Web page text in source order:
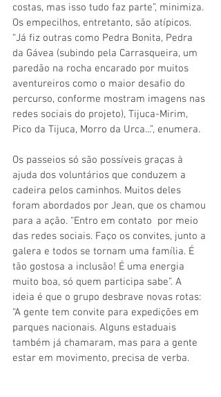
costas, mas isso tudo faz parte”, minimiza.
Os empecilhos, entretanto, são atípicos.
“Já fiz outras como Pedra Bonita, Pedra
da Gávea (subindo pela Carrasqueira, um
paredão na rocha encarado por muitos
aventureiros como o maior desafio do
percurso, conforme mostram imagens nas
redes sociais do projeto), Tijuca-Mirim,
Pico da Tijuca, Morro da Urca...”, enumera.
Os passeios só são possíveis graças à
ajuda dos voluntários que conduzem a
cadeira pelos caminhos. Muitos deles
foram abordados por Jean, que os chamou
para a ação. “Entro em contato  por meio
das redes sociais. Faço os convites, junto a
galera e todos se tornam uma família. É
tão gostosa a inclusão! É uma energia
muito boa, só quem participa sabe”. A
ideia é que o grupo desbrave novas rotas:
“A gente tem convite para expedições em
parques nacionais. Alguns estaduais
também já chamaram, mas para a gente
estar em movimento, precisa de verba.